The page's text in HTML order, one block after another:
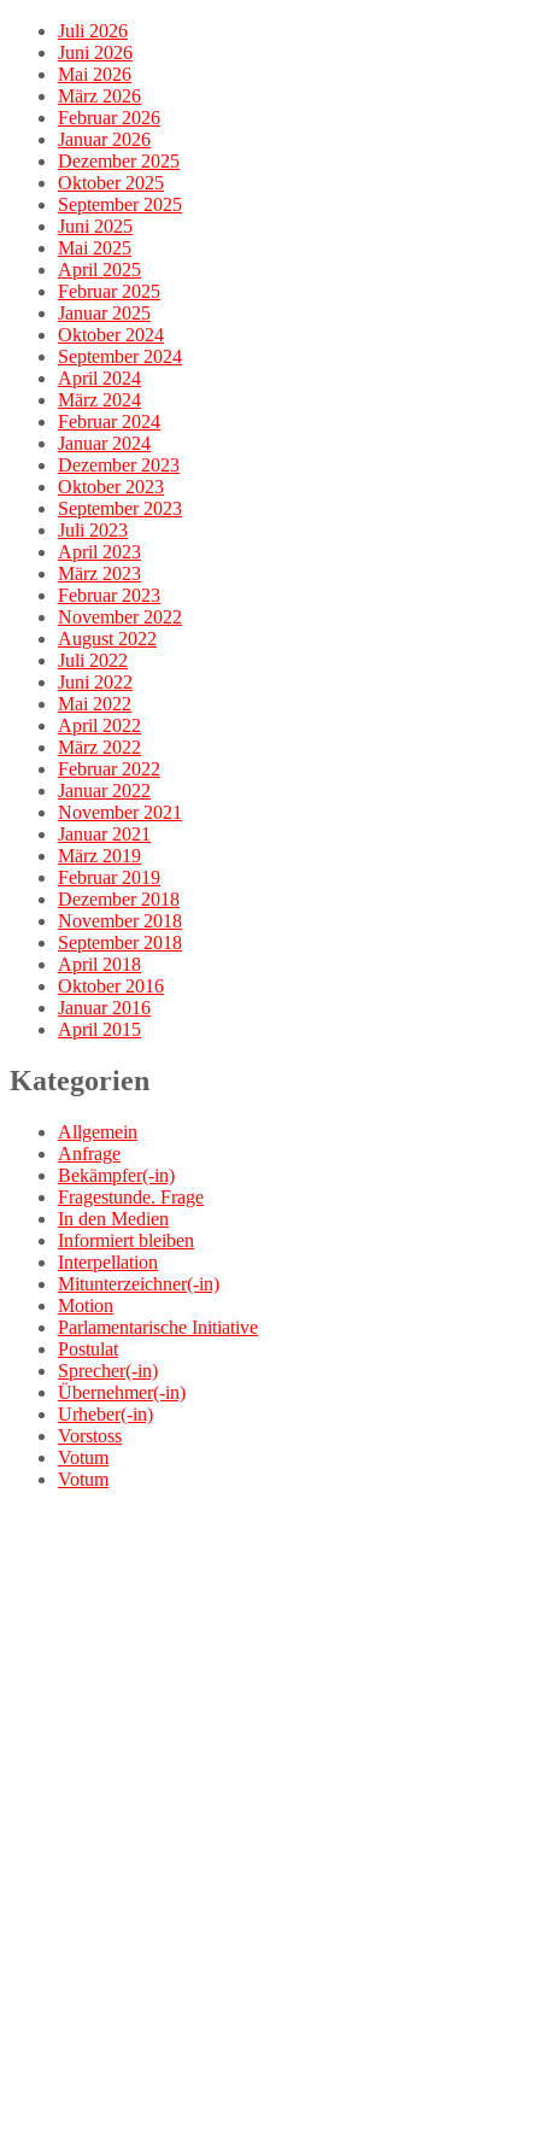
Juli 2026
Juni 2026
Mai 2026
März 2026
Februar 2026
Januar 2026
Dezember 2025
Oktober 2025
September 2025
Juni 2025
Mai 2025
April 2025
Februar 2025
Januar 2025
Oktober 2024
September 2024
April 2024
März 2024
Februar 2024
Januar 2024
Dezember 2023
Oktober 2023
September 2023
Juli 2023
April 2023
März 2023
Februar 2023
November 2022
August 2022
Juli 2022
Juni 2022
Mai 2022
April 2022
März 2022
Februar 2022
Januar 2022
November 2021
Januar 2021
März 2019
Februar 2019
Dezember 2018
November 2018
September 2018
April 2018
Oktober 2016
Januar 2016
April 2015
Kategorien
Allgemein
Anfrage
Bekämpfer(-in)
Fragestunde. Frage
In den Medien
Informiert bleiben
Interpellation
Mitunterzeichner(-in)
Motion
Parlamentarische Initiative
Postulat
Sprecher(-in)
Übernehmer(-in)
Urheber(-in)
Vorstoss
Votum
Votum